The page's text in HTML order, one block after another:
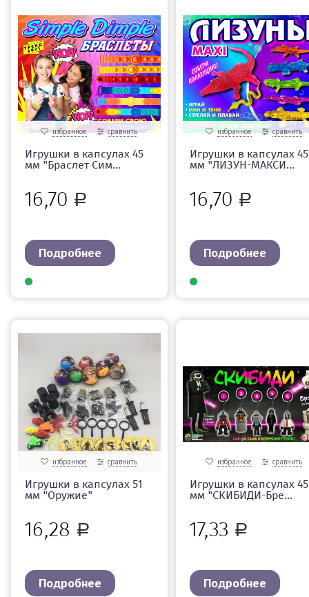
избранное сравнить
Игрушки в капсулах 45
мм "Браслет Сим...
16,70 Р
Подробнее
избранное сравнить
Игрушки в капсулах 45
мм "ЛИЗУН-МАКСИ...
16,70 Р
Подробнее
избранное сравнить
Игрушки в капсулах 51
мм "Оружие"
16,28 Р
Подробнее
избранное сравнить
Игрушки в капсулах 45
мм "СКИБИДИ-Бре...
17,33 Р
Подробнее